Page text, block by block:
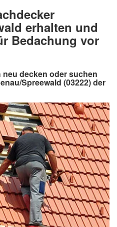
erhalten und
Bedachung vor
decken oder suchen
Spreewald (03222) der